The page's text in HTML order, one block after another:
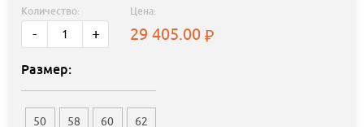
Количество:
- +
Цена:
29 405.00
Размер:
50 58 60 62